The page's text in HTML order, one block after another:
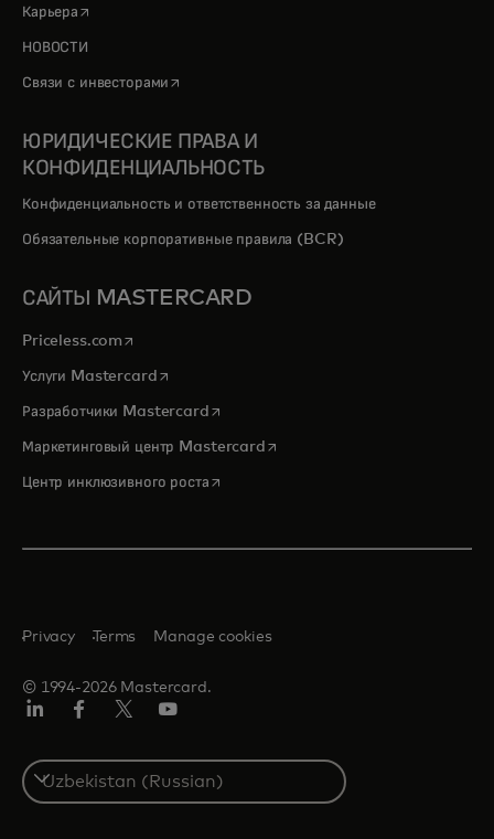
Карьера opens in a new tab
НОВОСТИ
Связи с инвесторами opens in a new tab
ЮРИДИЧЕСКИЕ ПРАВА И
КОНФИДЕНЦИАЛЬНОСТЬ
Конфиденциальность и ответственность за данные
Обязательные корпоративные правила (BCR)
САЙТЫ MASTERCARD
Priceless.com opens in a new tab
Услуги Mastercardopens in a new tab
Разработчики Mastercardopens in a new tab
Маркетинговый центр Mastercardopens in a new tab
Центр инклюзивного ростаopens in a new tab
© 1994-2026 Mastercard.
Privacy Terms Manage cookies
Select
a
country